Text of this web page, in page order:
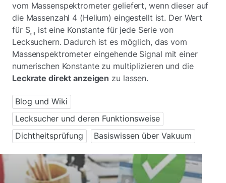
vom Massenspektrometer geliefert, wenn dieser auf
die Massenzahl 4 (Helium) eingestellt ist. Der Wert
für Seff ist eine Konstante für jede Serie von
Lecksuchern. Dadurch ist es möglich, das vom
Massenspektrometer eingehende Signal mit einer
numerischen Konstante zu multiplizieren und die
Leckrate direkt anzeigen zu lassen.
Blog und Wiki
Lecksucher und deren Funktionsweise
Dichtheitsprüfung
Basiswissen über Vakuum